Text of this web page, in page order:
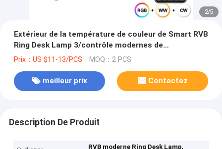
2/5
Extérieur de la température de couleur de Smart RVB
Ring Desk Lamp 3/contrôle modernes de
commutateur
Prix：US $11-13/PCS MOQ：2 PCS
meilleur prix Contactez
Description De Produit
RVB moderne Ring Desk Lamp,